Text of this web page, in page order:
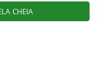
CHEIA